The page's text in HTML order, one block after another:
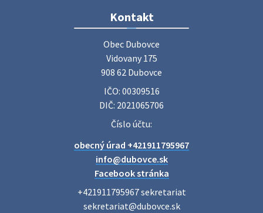
Poradne komplexnej pomoci
Poradne komplexnej pomoci ponúkajú bezplatné a
diskrétne komplexné odborné poradenstvo. Tím
odborníkov Vám pomôžte nájsť riešenie v piatich kľúčových
oblastiach: právo rodina a v…
Voľby do orgánov samosprávnych krajov 2026 -
Voľby do orgánov samosprávnych krajov 2026 V obci
Dubovce je utvorený 1 volebný okrsok. Sídlo volebnej
miestnosti je na adrese: Vidovany 175, 908 62 Dubovce –
obecný úrad Zapisovat…
22. júla 2026 07:23
Kontakt
Obec Dubovce
Vidovany 175
908 62 Dubovce
IČO: 00309516
DIČ: 2021065706
Číslo účtu:
obecný úrad +421911795967
info@dubovce.sk
Facebook stránka
+421911795967 sekretariat
sekretariat@dubovce.sk